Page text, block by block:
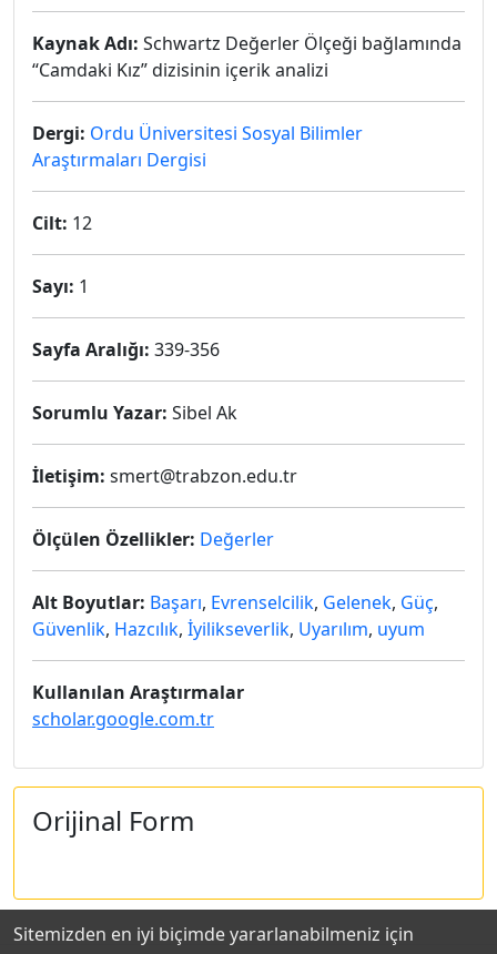
Kaynak Adı: Schwartz Değerler Ölçeği bağlamında
“Camdaki Kız” dizisinin içerik analizi
Dergi: Ordu Üniversitesi Sosyal Bilimler
Araştırmaları Dergisi
Cilt: 12
Sayı: 1
Sayfa Aralığı: 339-356
Sorumlu Yazar: Sibel Ak
İletişim: smert@trabzon.edu.tr
Ölçülen Özellikler: Değerler
Alt Boyutlar: Başarı, Evrenselcilik, Gelenek, Güç,
Güvenlik, Hazcılık, İyilikseverlik, Uyarılım, uyum
Kullanılan Araştırmalar
scholar.google.com.tr
Orijinal Form
Sitemizden en iyi biçimde yararlanabilmeniz için